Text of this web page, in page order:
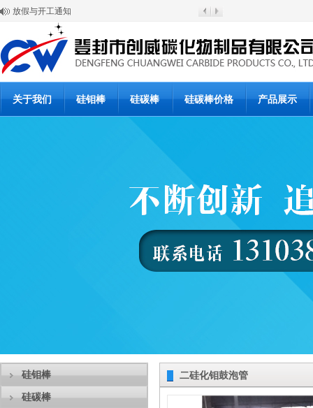
硅碳棒涨价通知
登封市创威高温材料有限公司
6月20日硅碳棒批发价格
6月19日硅碳棒价格
硅碳棒使用说明书
硅碳棒使用说明书
硅碳棒价格下浮调整通知
放假与开工通知
关于我们 硅钼棒 硅碳棒 硅碳棒价格 产品展示
硅钼棒
硅碳棒
二硅化钼鼓泡管